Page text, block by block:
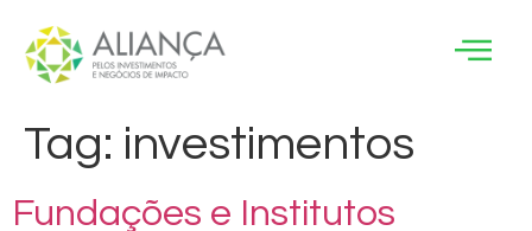
Tag: investimentos
Fundações e Institutos